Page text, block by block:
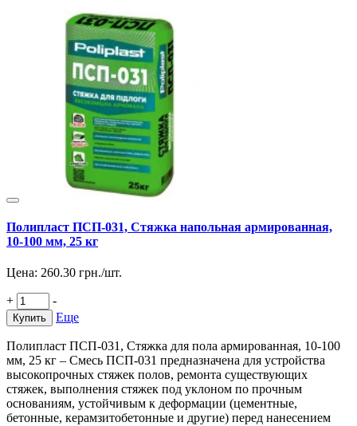
Полипласт ПСП-031, Стяжка напольная армированная,
10-100 мм, 25 кг
Цена: 260.30 грн./шт.
+ -
Купить Еще
Полипласт ПСП-031, Стяжка для пола армированная, 10-100
мм, 25 кг – Смесь ПСП-031 предназначена для устройства
высокопрочных стяжек полов, ремонта существующих
стяжек, выполнения стяжек под уклоном по прочным
основаниям, устойчивым к деформации (цементные,
бетонные, керамзитобетонные и другие) перед нанесением